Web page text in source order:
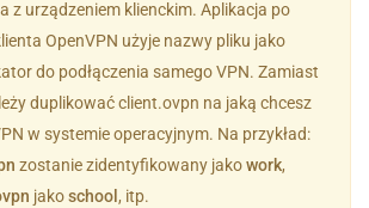
z urządzeniem klienckim. Aplikacja po
OpenVPN użyje nazwy pliku jako
do podłączenia samego VPN. Zamiast
duplikować client.ovpn na jaką chcesz
w systemie operacyjnym. Na przykład:
zostanie zidentyfikowany jakowork,
jakoschool , itp.